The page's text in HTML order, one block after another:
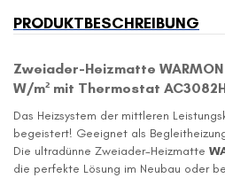
PRODUKTBESCHREIBUNG
Zweiader-Heizmatte WARMON
W/m² mit Thermostat
Das Heizsystem der mittleren
begeistert! Geeignet als
Die ultradünne Zweiader-Heizmatte
die perfekte Lösung im Neubau oder